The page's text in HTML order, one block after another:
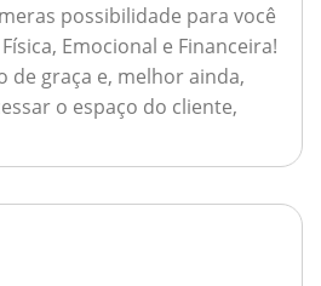
possibilidade para você
Emocional e Financeira!
de graça e, melhor ainda,
o espaço do cliente,